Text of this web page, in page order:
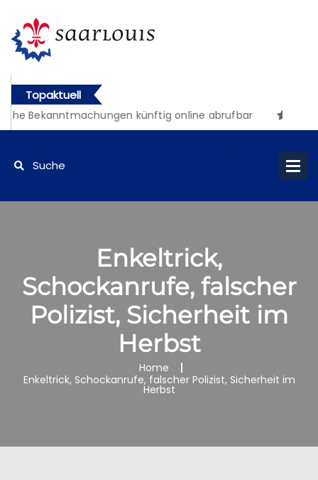
Topaktuell
Bekanntmachungen künftig online abrufbar
Enkeltrick,
Schockanrufe, falscher
Polizist, Sicherheit im
Herbst
Home
Enkeltrick, Schockanrufe, falscher Polizist, Sicherheit im
Herbst